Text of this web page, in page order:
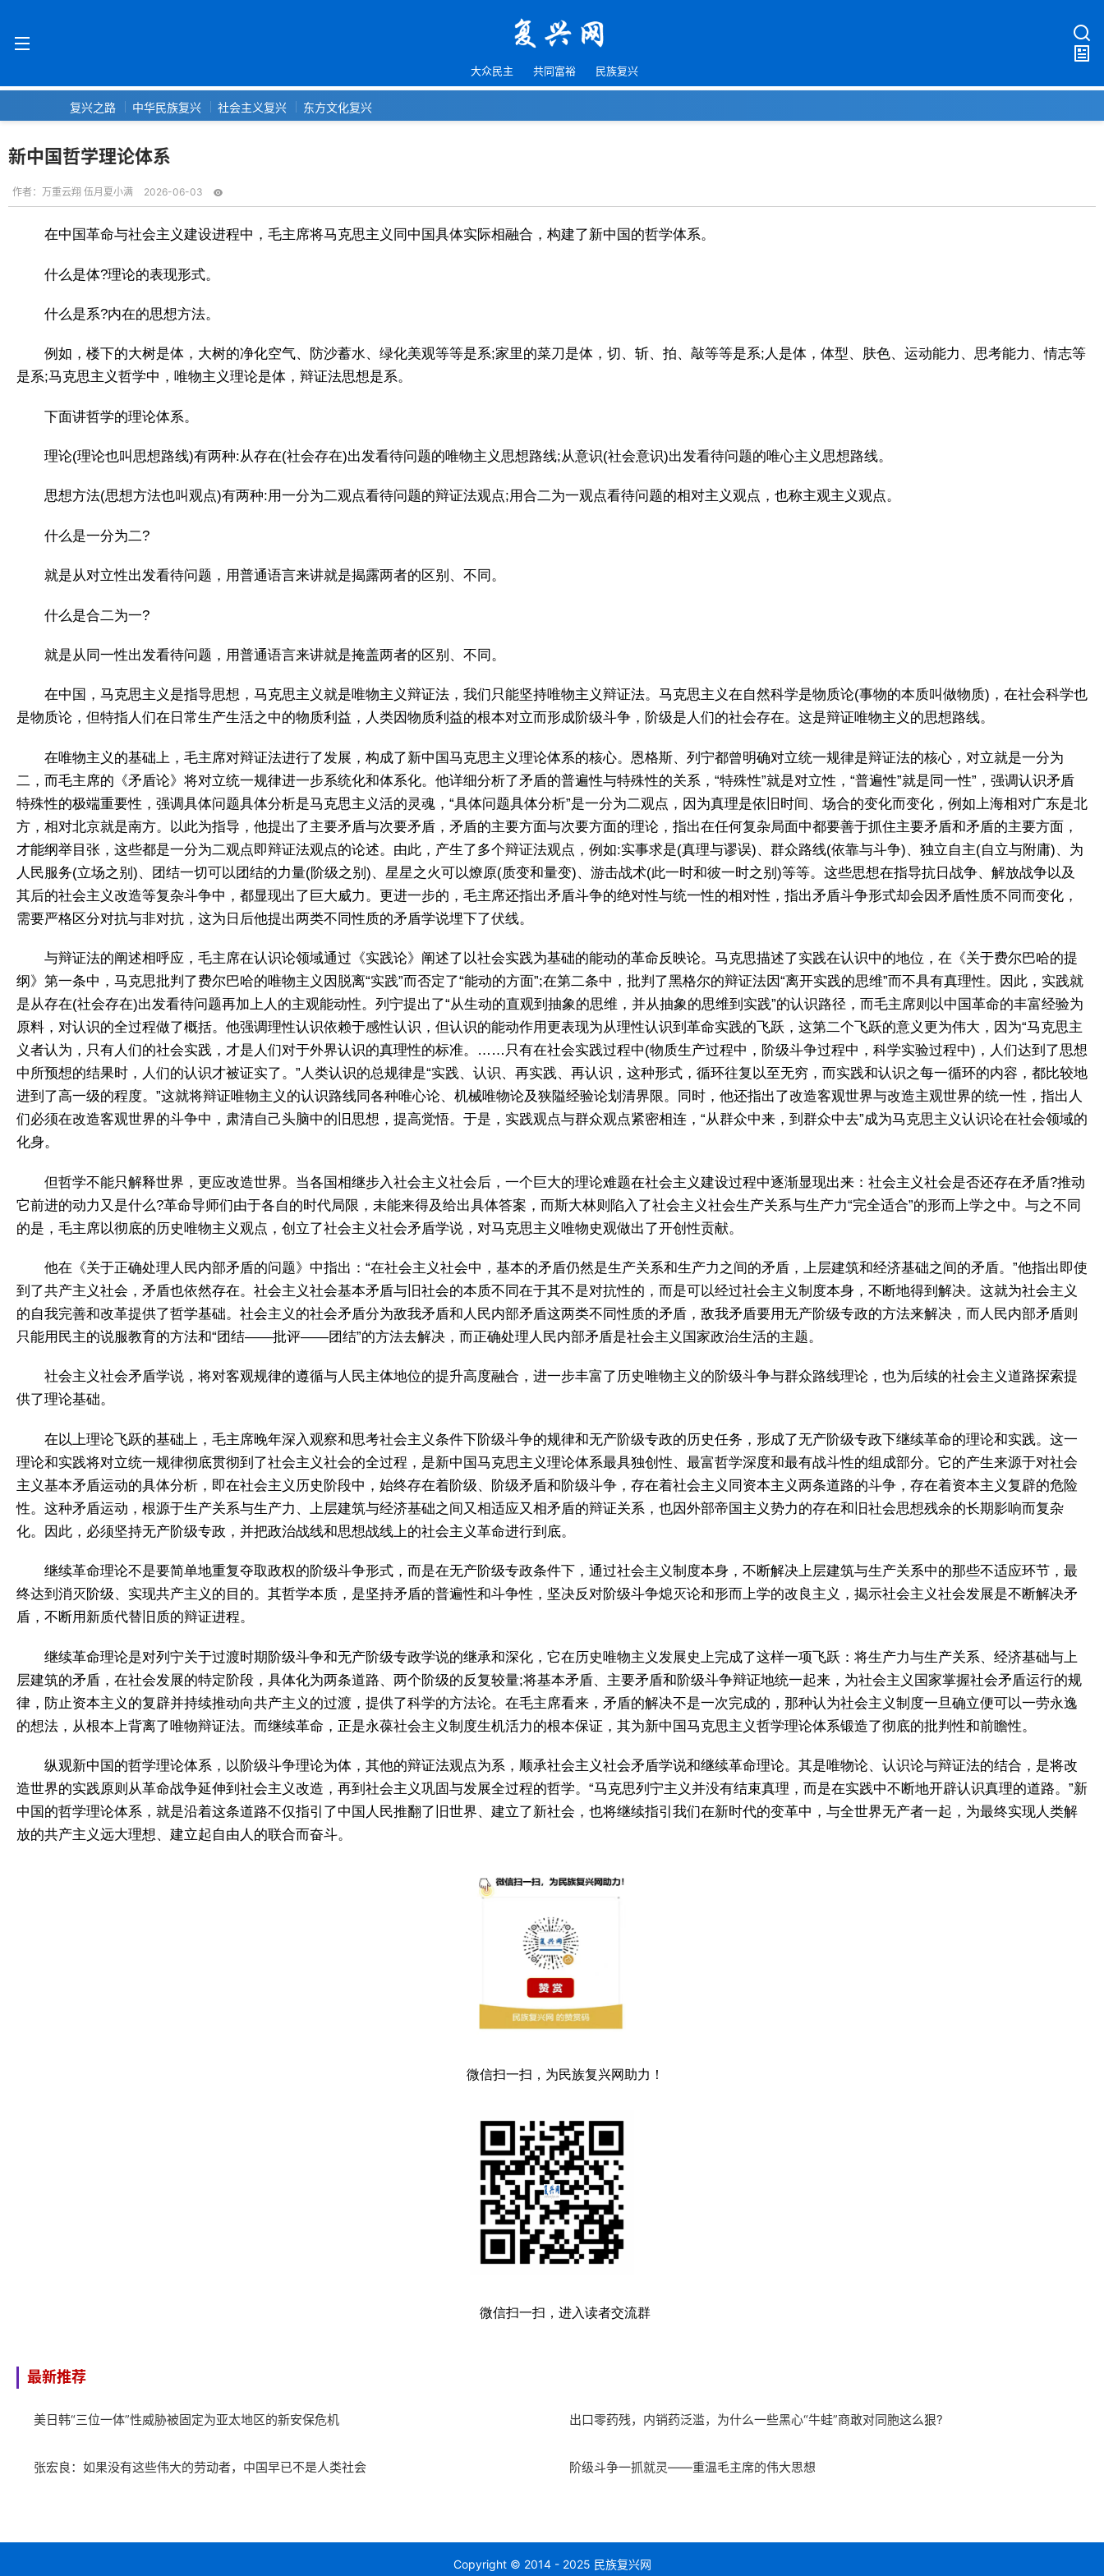
大众民主 共同富裕 民族复兴
复兴之路 中华民族复兴 社会主义复兴 东方文化复兴
新中国哲学理论体系
作者： 万重云翔 伍月夏小满 2026-06-03
在中国革命与社会主义建设进程中，毛主席将马克思主义同中国具体实际相融合，构建了新中国的哲学体系。
什么是体?理论的表现形式。
什么是系?内在的思想方法。
例如，楼下的大树是体，大树的净化空气、防沙蓄水、绿化美观等等是系;家里的菜刀是体，切、斩、拍、敲等等是系;人是体，体型、肤色、运动能力、思考能力、情志等
是系;马克思主义哲学中，唯物主义理论是体，辩证法思想是系。
下面讲哲学的理论体系。
理论(理论也叫思想路线)有两种:从存在(社会存在)出发看待问题的唯物主义思想路线;从意识(社会意识)出发看待问题的唯心主义思想路线。
思想方法(思想方法也叫观点)有两种:用一分为二观点看待问题的辩证法观点;用合二为一观点看待问题的相对主义观点，也称主观主义观点。
什么是一分为二?
就是从对立性出发看待问题，用普通语言来讲就是揭露两者的区别、不同。
什么是合二为一?
就是从同一性出发看待问题，用普通语言来讲就是掩盖两者的区别、不同。
在中国，马克思主义是指导思想，马克思主义就是唯物主义辩证法，我们只能坚持唯物主义辩证法。马克思主义在自然科学是物质论(事物的本质叫做物质)，在社会科学也
是物质论，但特指人们在日常生产生活之中的物质利益，人类因物质利益的根本对立而形成阶级斗争，阶级是人们的社会存在。这是辩证唯物主义的思想路线。
在唯物主义的基础上，毛主席对辩证法进行了发展，构成了新中国马克思主义理论体系的核心。恩格斯、列宁都曾明确对立统一规律是辩证法的核心，对立就是一分为
二，而毛主席的《矛盾论》将对立统一规律进一步系统化和体系化。他详细分析了矛盾的普遍性与特殊性的关系，“特殊性”就是对立性，“普遍性”就是同一性”，强调认识矛盾
特殊性的极端重要性，强调具体问题具体分析是马克思主义活的灵魂，“具体问题具体分析”是一分为二观点，因为真理是依旧时间、场合的变化而变化，例如上海相对广东是北
方，相对北京就是南方。以此为指导，他提出了主要矛盾与次要矛盾，矛盾的主要方面与次要方面的理论，指出在任何复杂局面中都要善于抓住主要矛盾和矛盾的主要方面，
才能纲举目张，这些都是一分为二观点即辩证法观点的论述。由此，产生了多个辩证法观点，例如:实事求是(真理与谬误)、群众路线(依靠与斗争)、独立自主(自立与附庸)、为
人民服务(立场之别)、团结一切可以团结的力量(阶级之别)、星星之火可以燎原(质变和量变)、游击战术(此一时和彼一时之别)等等。这些思想在指导抗日战争、解放战争以及
其后的社会主义改造等复杂斗争中，都显现出了巨大威力。更进一步的，毛主席还指出矛盾斗争的绝对性与统一性的相对性，指出矛盾斗争形式却会因矛盾性质不同而变化，
需要严格区分对抗与非对抗，这为日后他提出两类不同性质的矛盾学说埋下了伏线。
与辩证法的阐述相呼应，毛主席在认识论领域通过《实践论》阐述了以社会实践为基础的能动的革命反映论。马克思描述了实践在认识中的地位，在《关于费尔巴哈的提
纲》第一条中，马克思批判了费尔巴哈的唯物主义因脱离“实践”而否定了“能动的方面”;在第二条中，批判了黑格尔的辩证法因“离开实践的思维”而不具有真理性。因此，实践就
是从存在(社会存在)出发看待问题再加上人的主观能动性。列宁提出了“从生动的直观到抽象的思维，并从抽象的思维到实践”的认识路径，而毛主席则以中国革命的丰富经验为
原料，对认识的全过程做了概括。他强调理性认识依赖于感性认识，但认识的能动作用更表现为从理性认识到革命实践的飞跃，这第二个飞跃的意义更为伟大，因为“马克思主
义者认为，只有人们的社会实践，才是人们对于外界认识的真理性的标准。……只有在社会实践过程中(物质生产过程中，阶级斗争过程中，科学实验过程中)，人们达到了思想
中所预想的结果时，人们的认识才被证实了。”人类认识的总规律是“实践、认识、再实践、再认识，这种形式，循环往复以至无穷，而实践和认识之每一循环的内容，都比较地
进到了高一级的程度。”这就将辩证唯物主义的认识路线同各种唯心论、机械唯物论及狭隘经验论划清界限。同时，他还指出了改造客观世界与改造主观世界的统一性，指出人
们必须在改造客观世界的斗争中，肃清自己头脑中的旧思想，提高觉悟。于是，实践观点与群众观点紧密相连，“从群众中来，到群众中去”成为马克思主义认识论在社会领域的
化身。
但哲学不能只解释世界，更应改造世界。当各国相继步入社会主义社会后，一个巨大的理论难题在社会主义建设过程中逐渐显现出来：社会主义社会是否还存在矛盾?推动
它前进的动力又是什么?革命导师们由于各自的时代局限，未能来得及给出具体答案，而斯大林则陷入了社会主义社会生产关系与生产力“完全适合”的形而上学之中。与之不同
的是，毛主席以彻底的历史唯物主义观点，创立了社会主义社会矛盾学说，对马克思主义唯物史观做出了开创性贡献。
他在《关于正确处理人民内部矛盾的问题》中指出：“在社会主义社会中，基本的矛盾仍然是生产关系和生产力之间的矛盾，上层建筑和经济基础之间的矛盾。”他指出即使
到了共产主义社会，矛盾也依然存在。社会主义社会基本矛盾与旧社会的本质不同在于其不是对抗性的，而是可以经过社会主义制度本身，不断地得到解决。这就为社会主义
的自我完善和改革提供了哲学基础。社会主义的社会矛盾分为敌我矛盾和人民内部矛盾这两类不同性质的矛盾，敌我矛盾要用无产阶级专政的方法来解决，而人民内部矛盾则
只能用民主的说服教育的方法和“团结——批评——团结”的方法去解决，而正确处理人民内部矛盾是社会主义国家政治生活的主题。
社会主义社会矛盾学说，将对客观规律的遵循与人民主体地位的提升高度融合，进一步丰富了历史唯物主义的阶级斗争与群众路线理论，也为后续的社会主义道路探索提
供了理论基础。
在以上理论飞跃的基础上，毛主席晚年深入观察和思考社会主义条件下阶级斗争的规律和无产阶级专政的历史任务，形成了无产阶级专政下继续革命的理论和实践。这一
理论和实践将对立统一规律彻底贯彻到了社会主义社会的全过程，是新中国马克思主义理论体系最具独创性、最富哲学深度和最有战斗性的组成部分。它的产生来源于对社会
主义基本矛盾运动的具体分析，即在社会主义历史阶段中，始终存在着阶级、阶级矛盾和阶级斗争，存在着社会主义同资本主义两条道路的斗争，存在着资本主义复辟的危险
性。这种矛盾运动，根源于生产关系与生产力、上层建筑与经济基础之间又相适应又相矛盾的辩证关系，也因外部帝国主义势力的存在和旧社会思想残余的长期影响而复杂
化。因此，必须坚持无产阶级专政，并把政治战线和思想战线上的社会主义革命进行到底。
继续革命理论不是要简单地重复夺取政权的阶级斗争形式，而是在无产阶级专政条件下，通过社会主义制度本身，不断解决上层建筑与生产关系中的那些不适应环节，最
终达到消灭阶级、实现共产主义的目的。其哲学本质，是坚持矛盾的普遍性和斗争性，坚决反对阶级斗争熄灭论和形而上学的改良主义，揭示社会主义社会发展是不断解决矛
盾，不断用新质代替旧质的辩证进程。
继续革命理论是对列宁关于过渡时期阶级斗争和无产阶级专政学说的继承和深化，它在历史唯物主义发展史上完成了这样一项飞跃：将生产力与生产关系、经济基础与上
层建筑的矛盾，在社会发展的特定阶段，具体化为两条道路、两个阶级的反复较量;将基本矛盾、主要矛盾和阶级斗争辩证地统一起来，为社会主义国家掌握社会矛盾运行的规
律，防止资本主义的复辟并持续推动向共产主义的过渡，提供了科学的方法论。在毛主席看来，矛盾的解决不是一次完成的，那种认为社会主义制度一旦确立便可以一劳永逸
的想法，从根本上背离了唯物辩证法。而继续革命，正是永葆社会主义制度生机活力的根本保证，其为新中国马克思主义哲学理论体系锻造了彻底的批判性和前瞻性。
纵观新中国的哲学理论体系，以阶级斗争理论为体，其他的辩证法观点为系，顺承社会主义社会矛盾学说和继续革命理论。其是唯物论、认识论与辩证法的结合，是将改
造世界的实践原则从革命战争延伸到社会主义改造，再到社会主义巩固与发展全过程的哲学。“马克思列宁主义并没有结束真理，而是在实践中不断地开辟认识真理的道路。”新
中国的哲学理论体系，就是沿着这条道路不仅指引了中国人民推翻了旧世界、建立了新社会，也将继续指引我们在新时代的变革中，与全世界无产者一起，为最终实现人类解
放的共产主义远大理想、建立起自由人的联合而奋斗。
微信扫一扫，为民族复兴网助力！
微信扫一扫，进入读者交流群
最新推荐
美日韩“三位一体”性威胁被固定为亚太地区的新安保危机 出口零药残，内销药泛滥，为什么一些黑心“牛蛙”商敢对同胞这么狠?
张宏良：如果没有这些伟大的劳动者，中国早已不是人类社会 阶级斗争一抓就灵——重温毛主席的伟大思想
Copyright © 2014 - 2025 民族复兴网